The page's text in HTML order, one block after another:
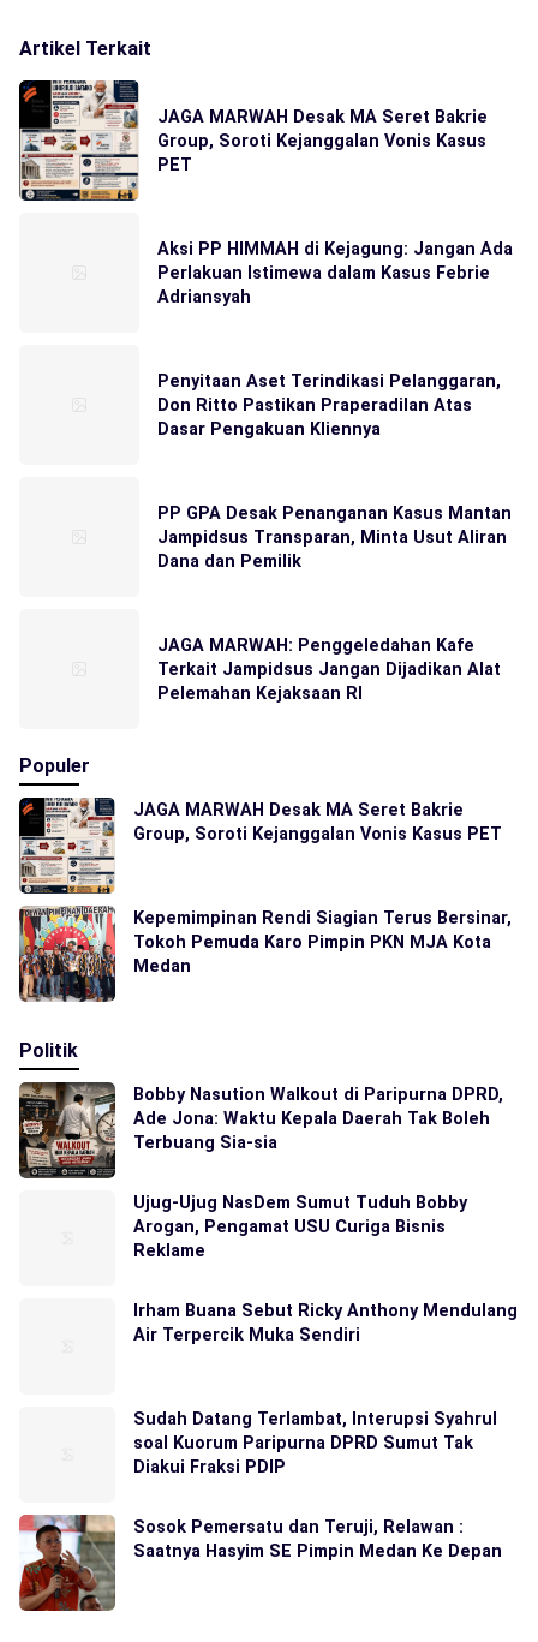
Artikel Terkait
JAGA MARWAH Desak MA Seret Bakrie
Group, Soroti Kejanggalan Vonis Kasus
PET
Aksi PP HIMMAH di Kejagung: Jangan Ada
Perlakuan Istimewa dalam Kasus Febrie
Adriansyah
Penyitaan Aset Terindikasi Pelanggaran,
Don Ritto Pastikan Praperadilan Atas
Dasar Pengakuan Kliennya
PP GPA Desak Penanganan Kasus Mantan
Jampidsus Transparan, Minta Usut Aliran
Dana dan Pemilik
JAGA MARWAH: Penggeledahan Kafe
Terkait Jampidsus Jangan Dijadikan Alat
Pelemahan Kejaksaan RI
Populer
JAGA MARWAH Desak MA Seret Bakrie
Group, Soroti Kejanggalan Vonis Kasus PET
Kepemimpinan Rendi Siagian Terus Bersinar,
Tokoh Pemuda Karo Pimpin PKN MJA Kota
Medan
Politik
Bobby Nasution Walkout di Paripurna DPRD,
Ade Jona: Waktu Kepala Daerah Tak Boleh
Terbuang Sia-sia
Ujug-Ujug NasDem Sumut Tuduh Bobby
Arogan, Pengamat USU Curiga Bisnis
Reklame
Irham Buana Sebut Ricky Anthony Mendulang
Air Terpercik Muka Sendiri
Sudah Datang Terlambat, Interupsi Syahrul
soal Kuorum Paripurna DPRD Sumut Tak
Diakui Fraksi PDIP
Sosok Pemersatu dan Teruji, Relawan :
Saatnya Hasyim SE Pimpin Medan Ke Depan